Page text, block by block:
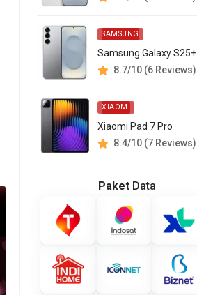
SAMSUNG
Samsung Galaxy S25+
8.7/10 (6 Reviews)
XIAOMI
Xiaomi Pad 7 Pro
8.4/10 (7 Reviews)
Paket Data